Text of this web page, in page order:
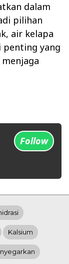
dalam
pilihan
air kelapa
penting yang
Follow
Kalsium